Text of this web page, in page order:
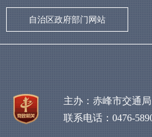
自治区政府部门网站
主办：赤峰市交通
联系电话：0476-